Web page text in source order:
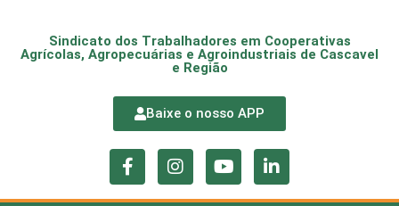
Sindicato dos Trabalhadores em Cooperativas
Agrícolas, Agropecuárias e Agroindustriais de Cascavel
e Região
Baixe o nosso APP